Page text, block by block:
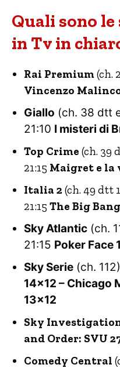
Quali sono
in Tv in
Rai Premium(ch.
Vincenzo
Giallo (ch. 38 dtt
21:10 I misteri di
Top Crime (ch. 39
21:15 Maigret e la
Italia 2(ch. 49 dtt
21:15 The Big
Sky Atlantic (ch.
21:15 Poker Face
Sky Serie (ch.
14×12 – Chicago
13×12
Sky
and Order: SVU
Comedy Central